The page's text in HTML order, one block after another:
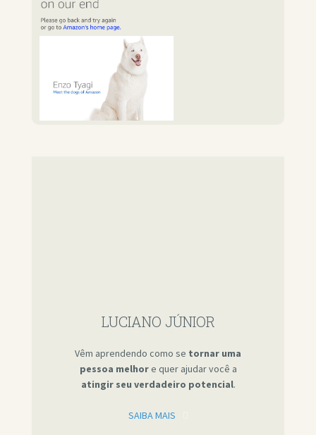
LUCIANO JÚNIOR
Vêm aprendendo como se tornar uma
pessoa melhore quer ajudar você a
atingir seu verdadeiro potencial.
SAIBA MAIS